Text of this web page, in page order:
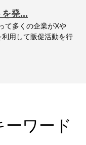
発...
て多くの企業がXや
用して販促活動を行
ワード